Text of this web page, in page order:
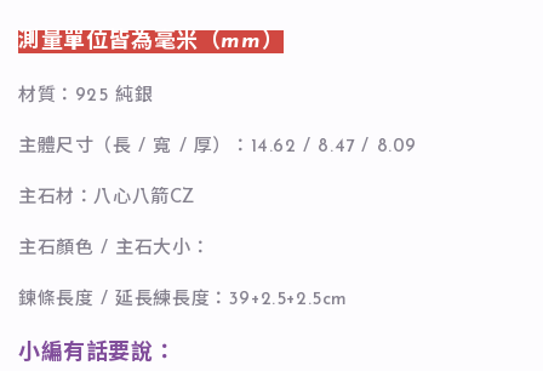
測量單位皆為毫米（mm）
材質：925 純銀
主體尺寸（長 / 寬 / 厚）：14.62 / 8.47 / 8.09
主石材：八心八箭CZ
主石顏色 / 主石大小：
鍊條長度 / 延長練長度：39+2.5+2.5cm
小編有話要說：